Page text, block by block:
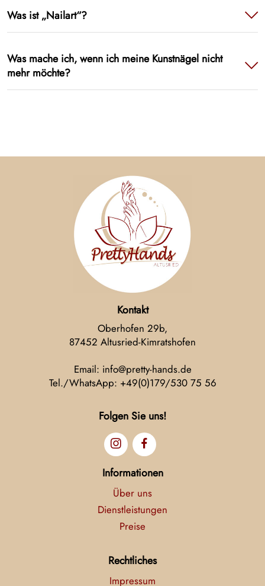
Was ist „Nailart“?
Was mache ich, wenn ich meine Kunstnägel nicht
mehr möchte?
Kontakt
Oberhofen 29b,
87452 Altusried-Kimratshofen
Email: info@pretty-hands.de
Tel./WhatsApp: +49(0)179/530 75 56
Folgen Sie uns!
Informationen
Über uns
Dienstleistungen
Preise
Rechtliches
Impressum